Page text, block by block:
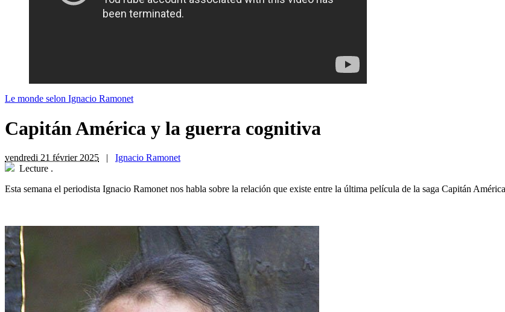
Le monde selon Ignacio Ramonet
Capitán América y la guerra cognitiva
vendredi 21 février 2025 | Ignacio Ramonet
Lecture .
Esta semana el periodista Ignacio Ramonet nos habla sobre la relación que existe entre la última película de la saga Capitán